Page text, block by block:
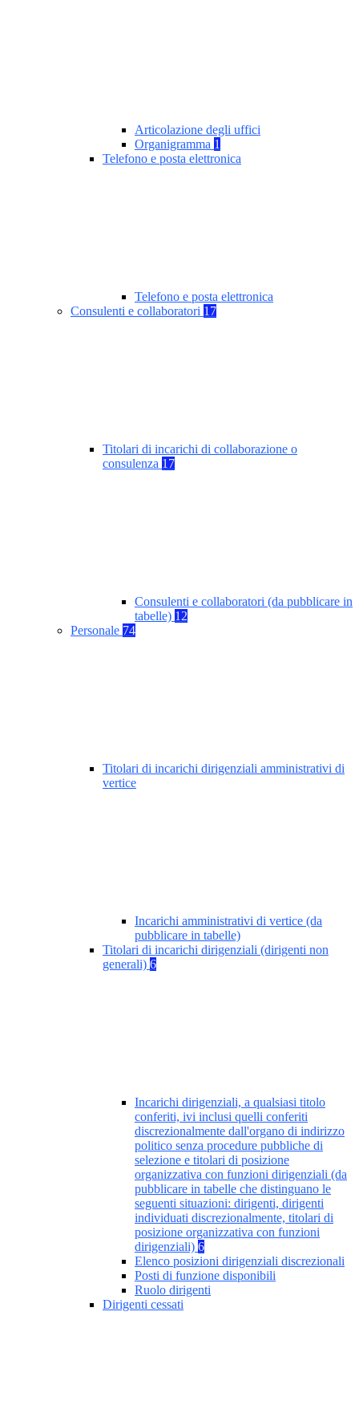
Articolazione degli uffici
Organigramma 1
Telefono e posta elettronica
Telefono e posta elettronica
Consulenti e collaboratori 17
Titolari di incarichi di collaborazione o
consulenza 17
Consulenti e collaboratori (da pubblicare in
tabelle) 12
Personale 74
Titolari di incarichi dirigenziali amministrativi di
vertice
Incarichi amministrativi di vertice (da
pubblicare in tabelle)
Titolari di incarichi dirigenziali (dirigenti non
generali) 6
Incarichi dirigenziali, a qualsiasi titolo
conferiti, ivi inclusi quelli conferiti
discrezionalmente dall'organo di indirizzo
politico senza procedure pubbliche di
selezione e titolari di posizione
organizzativa con funzioni dirigenziali (da
pubblicare in tabelle che distinguano le
seguenti situazioni: dirigenti, dirigenti
individuati discrezionalmente, titolari di
posizione organizzativa con funzioni
dirigenziali) 6
Elenco posizioni dirigenziali discrezionali
Posti di funzione disponibili
Ruolo dirigenti
Dirigenti cessati